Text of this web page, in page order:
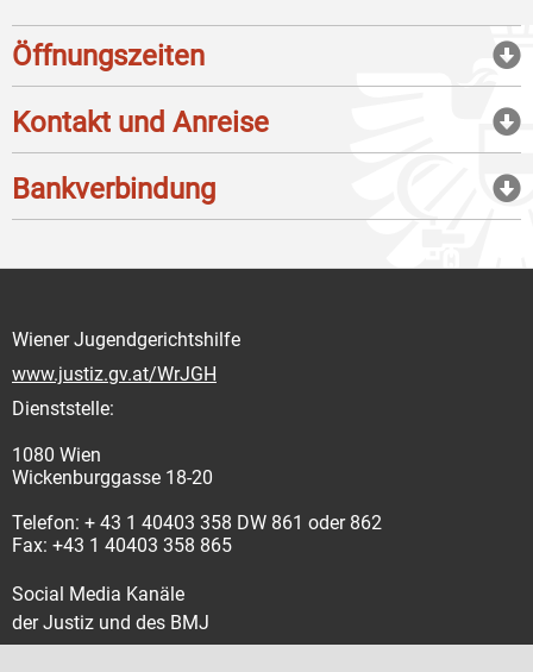
Öffnungszeiten
Kontakt und Anreise
Bankverbindung
Wiener Jugendgerichtshilfe
www.justiz.gv.at/WrJGH
Dienststelle:
1080 Wien
Wickenburggasse 18-20
Telefon: + 43 1 40403 358 DW 861 oder 862
Fax: +43 1 40403 358 865
Social Media Kanäle
der Justiz und des BMJ